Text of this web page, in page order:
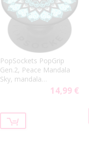
PopSockets PopGrip
Gen.2, Peace Mandala
Sky, mandala
14,99 €